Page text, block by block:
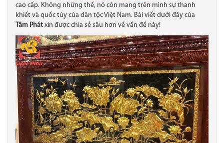
cao cấp. Không những thế, nó còn mang trên mình sự thanh
khiết và quốc túy của dân tộc Việt Nam. Bài viết dưới đây của
Tâm Phát xin được chia sẻ sâu hơn về vấn đề này!